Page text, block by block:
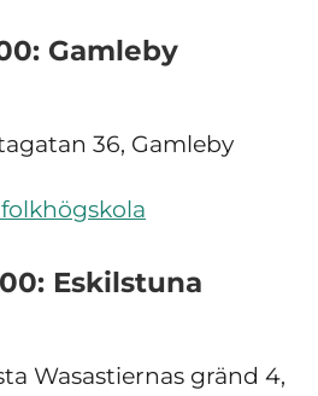
Gamleby
36, Gamleby
Eskilstuna
Wasastiernas gränd 4,